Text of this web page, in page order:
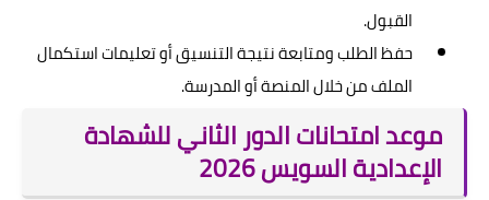
القبول.
حفظ الطلب ومتابعة نتيجة التنسيق أو تعليمات استكمال
الملف من خلال المنصة أو المدرسة.
موعد امتحانات الدور الثاني للشهادة
الإعدادية السويس 2026